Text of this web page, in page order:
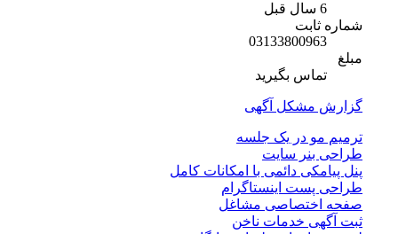
شماره ثابت
03133800963
تماس بگیرید
گزارش مشکل آگهی
ترمیم مو در یک جلسه
طراحی بنر سایت
پنل پیامکی دائمی با امکانات کامل
طراحی پست اینستاگرام
صفحه اختصاصی مشاغل
ثبت آگهی خدمات ناخن